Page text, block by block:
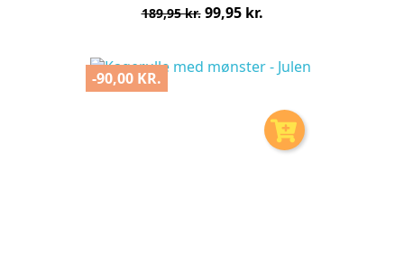
Normalpris
189,95 kr. Pris
99,95 kr.
-90,00 KR.